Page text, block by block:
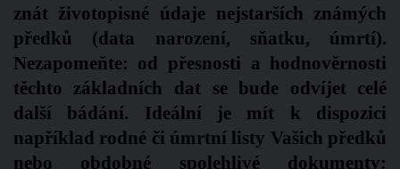
znát životopisné údaje nejstarších známých
předků (data narození, sňatku, úmrtí).
Nezapomeňte: od přesnosti a hodnověrnosti
těchto základních dat se bude odvíjet celé
další bádání. Ideální je mít k dispozici
například rodné či úmrtní listy Vašich předků
nebo obdobné spolehlivé dokumenty: